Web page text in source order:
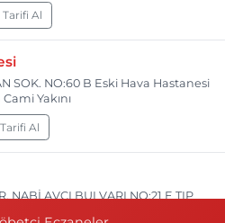
Tarifi Al
SOK. NO:60 B Eski Hava Hastanesi
Yakını
Al
NABİ AVCI BULVARI NO:21 E TIP